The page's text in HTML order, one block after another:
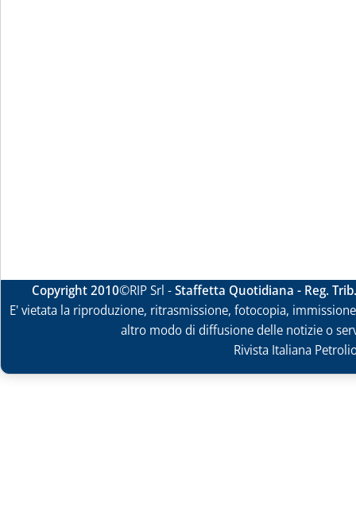
Copyright 2010©RIP Srl -Staffetta Quotidiana - Reg.
E' vietata la riproduzione, ritrasmissione, fotocopia,
altro modo di diffusione delle notizie o
Rivista Italiana